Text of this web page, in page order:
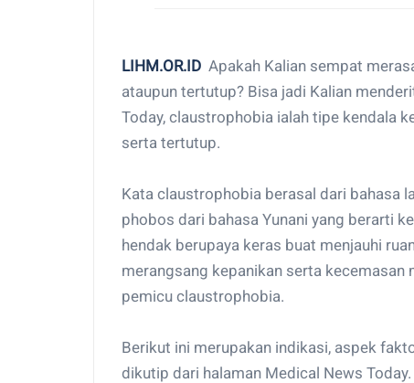
LIHM.OR.ID Apakah Kalian sempat
ataupun tertutup? Bisa jadi Kalian
Today, claustrophobia ialah tipe kendala
serta tertutup.
Kata claustrophobia berasal dari bahasa
phobos dari bahasa Yunani yang berarti
hendak berupaya keras buat menjauhi
merangsang kepanikan serta
pemicu claustrophobia.
Berikut ini merupakan indikasi, aspek
dikutip dari halaman Medical News